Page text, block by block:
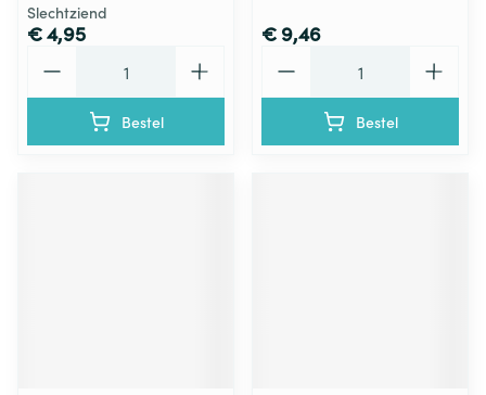
Slechtziend
€ 4,95
Bestel
€ 9,46
Bestel